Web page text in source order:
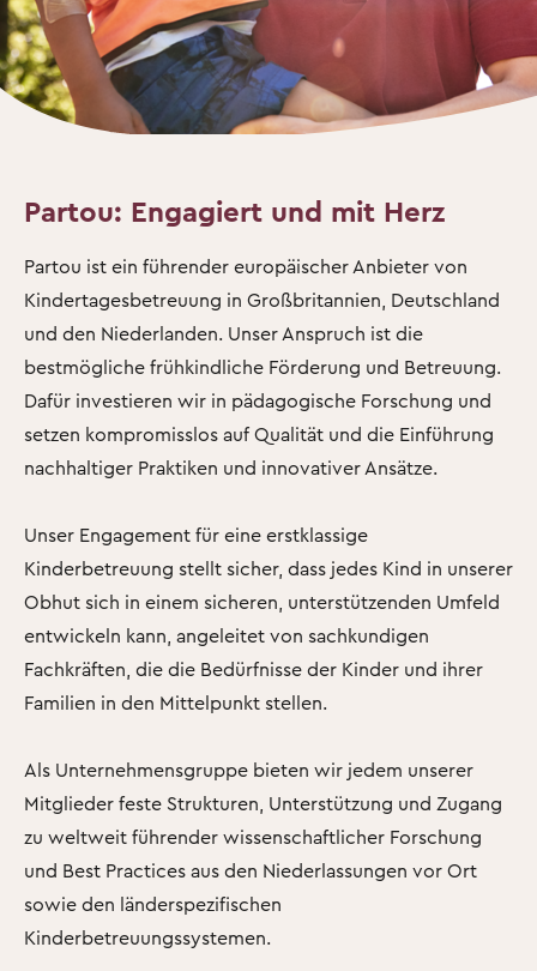
Partou: Engagiert und mit Herz
Partou ist ein führender europäischer Anbieter von
Kindertagesbetreuung in Großbritannien, Deutschland
und den Niederlanden. Unser Anspruch ist die
bestmögliche frühkindliche Förderung und Betreuung.
Dafür investieren wir in pädagogische Forschung und
setzen kompromisslos auf Qualität und die Einführung
nachhaltiger Praktiken und innovativer Ansätze.
Unser Engagement für eine erstklassige
Kinderbetreuung stellt sicher, dass jedes Kind in unserer
Obhut sich in einem sicheren, unterstützenden Umfeld
entwickeln kann, angeleitet von sachkundigen
Fachkräften, die die Bedürfnisse der Kinder und ihrer
Familien in den Mittelpunkt stellen.
Als Unternehmensgruppe bieten wir jedem unserer
Mitglieder feste Strukturen, Unterstützung und Zugang
zu weltweit führender wissenschaftlicher Forschung
und Best Practices aus den Niederlassungen vor Ort
sowie den länderspezifischen
Kinderbetreuungssystemen.